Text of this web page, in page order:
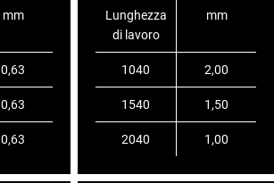
mm
0,63
0,63
0,63
Lunghezza
di lavoro
mm
1040 2,00
1540 1,50
2040 1,00